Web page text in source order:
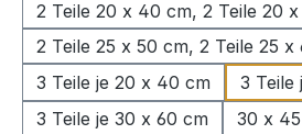
2 Teile 20 x 40 cm, 2 Teile 20
2 Teile 25 x 50 cm, 2 Teile 25 x
3 Teile je 20 x 40 cm
3 Teile
3 Teile je 30 x 60 cm
30 x